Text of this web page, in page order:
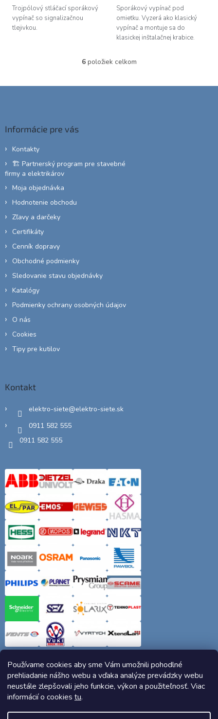
Používame cookies aby sme Vám umožnili pohodlné
prehliadanie nášho webu a vďaka analýze prevádzky webu
neustále zlepšovali jeho funkcie, výkon a použiteľnosť. Viac
informácií o cookies tu.
Trojpólový stláčací sporákový
vypínač so signalizačnou
tlejivkou.
Sporákový vypínač pod
omietku. Vyzerá ako klasický
vypínač a montuje sa do
klasickej inštalačnej krabice.
O
l
v
6položiek celkom
Informácie pre vás
Kontakty
🏗️ Partnerský program pre stavebné
firmy a elektrikárov
Moja objednávka
Hodnotenie obchodu
Zľavy a darčeky
Certifikáty
Cenník dopravy
Obchodné podmienky
Sledovanie stavu objednávky
Katalógy
Podmienky ochrany osobných údajov
O nás
Cookies
Tipy pre kutilov
Kontakt
elektro-siete@elektro-siete.sk
0911 582 555
0911 582 555
Copyright 2026Elektro-siete.sk. Všetky práva vyhradené.